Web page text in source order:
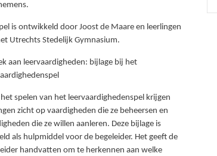
is ontwikkeld door Joost de Maare en leerlingen
Utrechts Stedelijk Gymnasium.
aan leervaardigheden: bijlage bij het
spelen van het leervaardighedenspel krijgen
zicht op vaardigheden die ze beheersen en
die ze willen aanleren. Deze bijlage is
als hulpmiddel voor de begeleider. Het geeft de
handvatten om te herkennen aan welke